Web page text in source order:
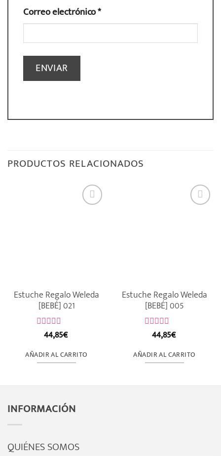
Correo electrónico*
PRODUCTOS RELACIONADOS
Estuche Regalo Weleda
[BEBÉ] 021
Valorado
de
5
44,85€
AÑADIR AL CARRITO
Estuche Regalo Weleda
[BEBÉ] 005
Valorado
de
5
44,85€
AÑADIR AL CARRITO
INFORMACIÓN
QUIÉNES SOMOS